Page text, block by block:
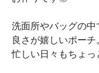
洗面所やバッグの
良さが嬉しいポーチ
忙しい日々もちょ